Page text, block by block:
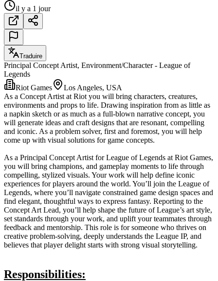
il y a 1 jour
Traduire
Principal Concept Artist, Environment/Character - League of
Legends
Riot Games
Los Angeles, USA
As a Concept Artist at Riot you will bring characters, creatures,
environments and props to life. Drawing inspiration from as little as
a napkin sketch or as much as a full-blown narrative concept, you
will generate ideas and craft designs that are resonant, compelling
and iconic. As a problem solver, first and foremost, you will help
come up with visual solutions for game concepts.
As a Principal Concept Artist for League of Legends at Riot Games,
you will bring champions, and gameplay moments to life through
compelling, stylized visuals. Your work will help define iconic
experiences for players around the world. You’ll join the League of
Legends, where you’ll navigate constrained game design spaces and
find elegant, thoughtful ways to express fantasy. Reporting to the
Concept Art Lead, you’ll help shape the future of League’s art style,
set standards through your work, and uplift your teammates through
feedback and mentorship. This role is for someone who thrives on
creative problem-solving, deeply understands the League IP, and
believes that player delight starts with strong visual storytelling.
Responsibilities: